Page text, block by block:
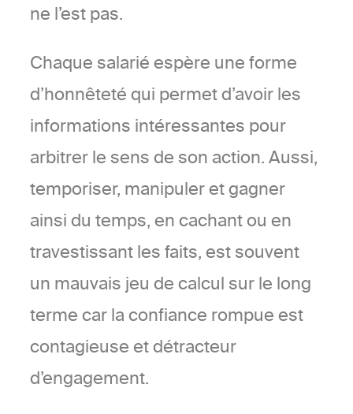
ne l’est pas.
Chaque salarié espère une forme
d’honnêteté qui permet d’avoir les
informations intéressantes pour
arbitrer le sens de son action. Aussi,
temporiser, manipuler et gagner
ainsi du temps, en cachant ou en
travestissant les faits, est souvent
un mauvais jeu de calcul sur le long
terme car la confiance rompue est
contagieuse et détracteur
d’engagement.